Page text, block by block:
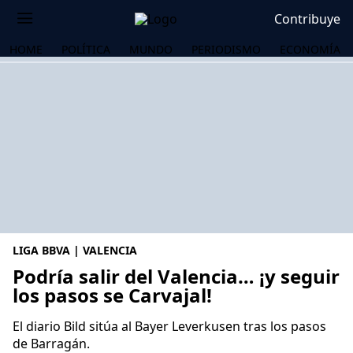
Contribuye
HOME POLÍTICA MUNDO PERIODISMO ECONOMÍA
LIGA BBVA | VALENCIA
Podría salir del Valencia… ¡y seguir
los pasos se Carvajal!
El diario Bild sitúa al Bayer Leverkusen tras los pasos
de Barragán.